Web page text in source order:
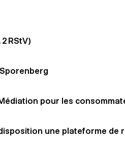
RStV)
pour les
une plateforme de